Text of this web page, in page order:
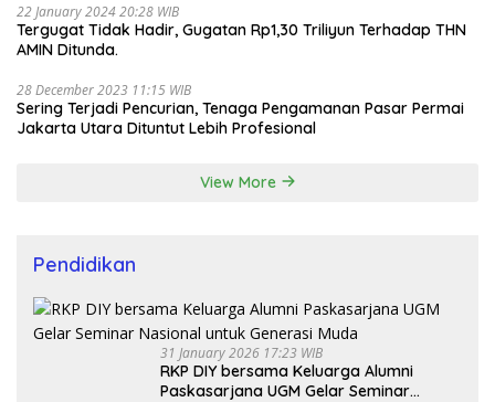
22 January 2024 20:28 WIB
Tergugat Tidak Hadir, Gugatan Rp1,30 Triliyun Terhadap THN
AMIN Ditunda.
28 December 2023 11:15 WIB
Sering Terjadi Pencurian, Tenaga Pengamanan Pasar Permai
Jakarta Utara Dituntut Lebih Profesional
View More
Pendidikan
31 January 2026 17:23 WIB
RKP DIY bersama Keluarga Alumni
Paskasarjana UGM Gelar Seminar